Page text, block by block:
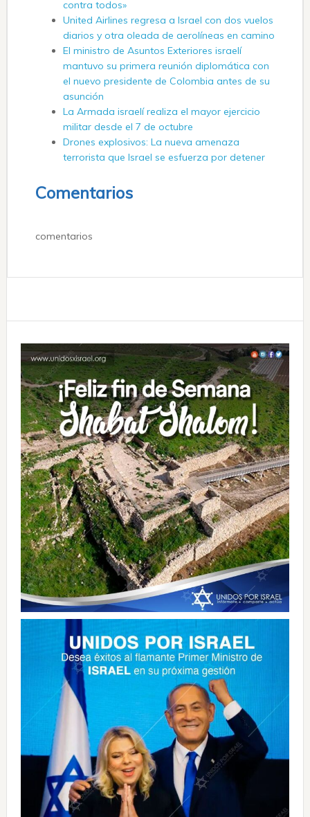
contra todos»
United Airlines regresa a Israel con dos vuelos
diarios y otra oleada de aerolíneas en camino
El ministro de Asuntos Exteriores israelí
mantuvo su primera reunión diplomática con
el nuevo presidente de Colombia antes de su
asunción
La Armada israelí realiza el mayor ejercicio
militar desde el 7 de octubre
Drones explosivos: La nueva amenaza
terrorista que Israel se esfuerza por detener
Comentarios
comentarios